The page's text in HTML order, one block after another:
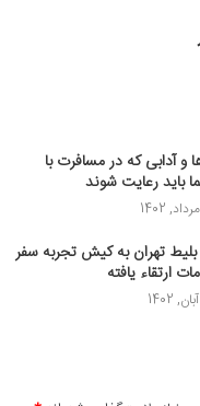
و آدابی که در مسافرت با
باید رعایت شوند
تهران به کیش تجربه سفر
ارتقاء یافته